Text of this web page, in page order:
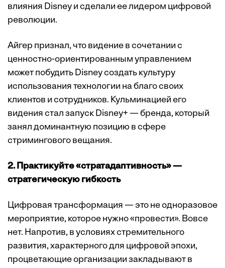
влияния Disney и сделали ее лидером цифровой
революции.
Айгер признал, что видение в сочетании с
ценностно-ориентированным управлением
может побудить Disney создать культуру
использования технологии на благо своих
клиентов и сотрудников. Кульминацией его
видения стал запуск Disney+ — бренда, который
занял доминантную позицию в сфере
стримингового вещания.
2. Практикуйте «стратадаптивность» —
cтратегическую гибкость
Цифровая трансформация — это не одноразовое
мероприятие, которое нужно «провести». Вовсе
нет. Напротив, в условиях стремительного
развития, характерного для цифровой эпохи,
процветающие организации закладывают в